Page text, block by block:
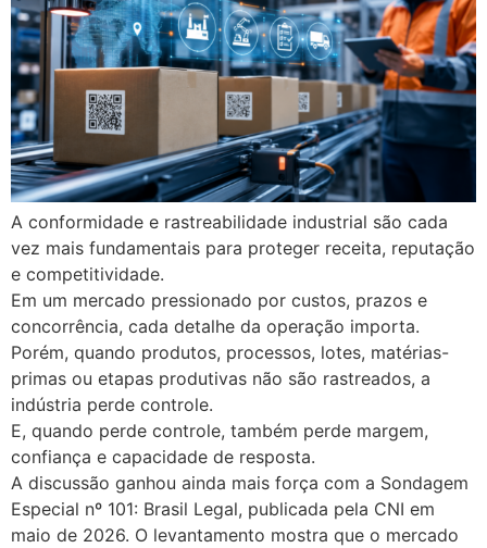
A conformidade e rastreabilidade industrial são cada
vez mais fundamentais para proteger receita, reputação
e competitividade.
Em um mercado pressionado por custos, prazos e
concorrência, cada detalhe da operação importa.
Porém, quando produtos, processos, lotes, matérias-
primas ou etapas produtivas não são rastreados, a
indústria perde controle.
E, quando perde controle, também perde margem,
confiança e capacidade de resposta.
A discussão ganhou ainda mais força com a Sondagem
Especial nº 101: Brasil Legal, publicada pela CNI em
maio de 2026. O levantamento mostra que o mercado